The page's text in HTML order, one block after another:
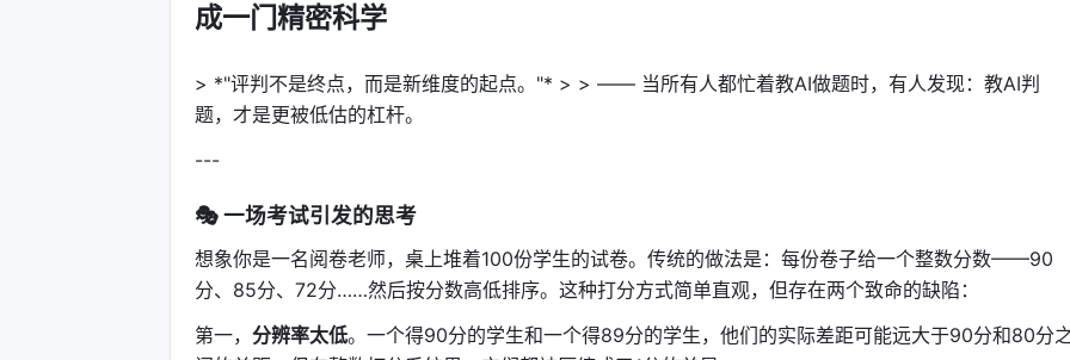
成一门精密科学
> *"评判不是终点，而是新维度的起点。"* > > —— 当所有人都忙着教AI做题时，有人发现：教AI判
题，才是更被低估的杠杆。
---
🎭 一场考试引发的思考
想象你是一名阅卷老师，桌上堆着100份学生的试卷。传统的做法是：每份卷子给一个整数分数——90
分、85分、72分……然后按分数高低排序。这种打分方式简单直观，但存在两个致命的缺陷：
第一， 分辨率太低。一个得90分的学生和一个得89分的学生，他们的实际差距可能远大于90分和80分